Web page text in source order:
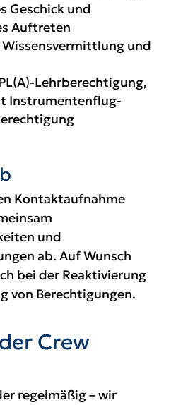
Geschick und
Auftreten
Wissensvermittlung und
Lehrberechtigung,
Instrumentenflug-
Kontaktaufnahme
und
ab. Auf Wunsch
bei der Reaktivierung
von Berechtigungen.
Crew
regelmäßig – wir